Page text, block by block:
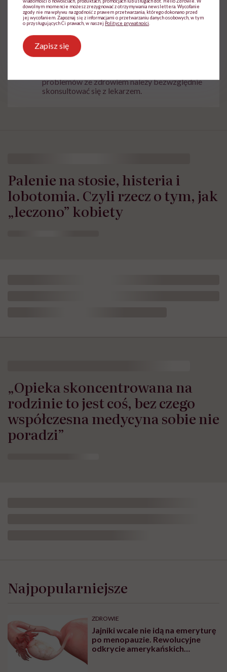
Medycyna
Treści zawarte w serwisie mają wyłącznie
problemów ze zdrowiem należy bezwzględnie
skonsultować się z lekarzem.
Palenie na stosie, histeria i
lobotomia. Czyli rzecz o tym, jak
„leczono” kobiety
„Opieka skoncentrowana na
rodzinie to jest coś, bez czego
współczesna medycyna sobie nie
poradzi”
Najpopularniejsze
ZDROWIE
Jajniki wcale nie idą na emeryturę
po menopauzie. Rewolucyjne
odkrycie amerykańskich
dowolnym momencie możesz zrezygnować z otrzymywania newslettera. Wycofanie
zgody nie ma wpływu na zgodność z prawem przetwarzania, którego dokonano przed
jej wycofaniem. Zapoznaj się z informacjami o przetwarzaniu danych osobowych, w tym
o przysługujących Ci prawach, w naszej Polityce prywatności
Zapisz się